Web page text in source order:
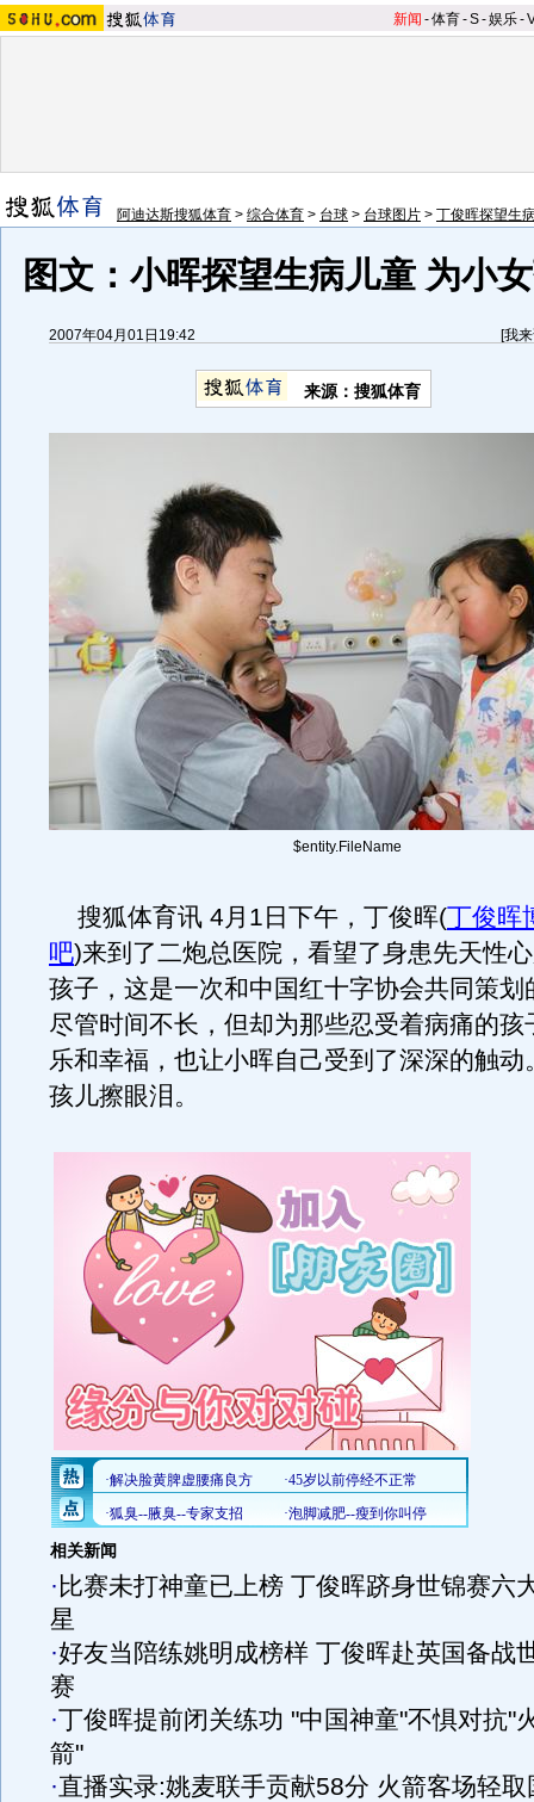
新闻 -体育-S-娱乐-
阿迪达斯搜狐体育 > 综合体育 > 台球 > 台球图片 > 丁俊晖探望生
图文：小晖探望生病儿童 为小
2007年04月01日19:42 [我
来源：搜狐体育
$entity.FileName
搜狐体育讯 4月1日下午，丁俊晖(丁俊晖
吧)来到了二炮总医院，看望了身患先天性
孩子，这是一次和中国红十字协会共同策划
尽管时间不长，但却为那些忍受着病痛的孩
乐和幸福，也让小晖自己受到了深深的触动
孩儿擦眼泪。
相关新闻
· 比赛未打神童已上榜 丁俊晖跻身世锦赛六
星
·好友当陪练姚明成榜样 丁俊晖赴英国备战
赛
·丁俊晖提前闭关练功 "中国神童"不惧对抗"
箭"
·直播实录:姚麦联手贡献58分 火箭客场轻取